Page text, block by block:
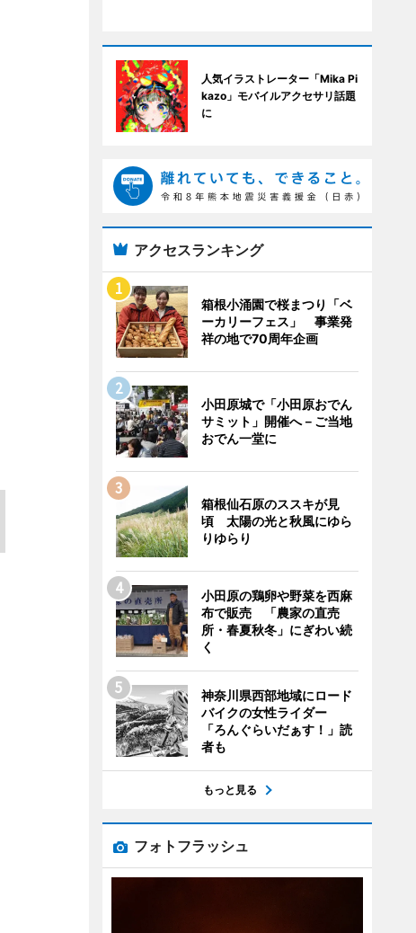
人気イラストレーター「Mika Pi
kazo」モバイルアクセサリ話題
に
アクセスランキング
箱根小涌園で桜まつり「ベ
ーカリーフェス」 事業発
祥の地で70周年企画
小田原城で「小田原おでん
サミット」開催へ－ご当地
おでん一堂に
箱根仙石原のススキが見
頃 太陽の光と秋風にゆら
りゆらり
小田原の鶏卵や野菜を西麻
布で販売 「農家の直売
所・春夏秋冬」にぎわい続
く
神奈川県西部地域にロード
バイクの女性ライダー
「ろんぐらいだぁす！」読
者も
もっと見る
フォトフラッシュ